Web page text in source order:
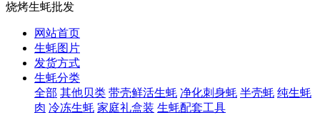
烧烤生蚝批发
网站首页
生蚝图片
发货方式
生蚝分类
全部 其他贝类 带壳鲜活生蚝 净化刺身蚝 半壳蚝 纯生蚝
肉 冷冻生蚝 家庭礼盒装 生蚝配套工具